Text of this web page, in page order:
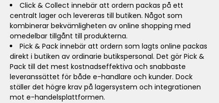
Click & Collect innebär att ordern packas på ett
centralt lager och levereras till butiken. Något som
kombinerar bekvämligheten av online shopping med
omedelbar tillgånt till produkterna.
Pick & Pack innebär att ordern som lagts online packas
direkt i butiken av ordinarie butikspersonal. Det gör Pick &
Pack till det mest kostnadseffektiva och snabbaste
leveranssättet för både e-handlare och kunder. Dock
ställer det högre krav på lagersystem och integrationen
mot e-handelsplattformen.